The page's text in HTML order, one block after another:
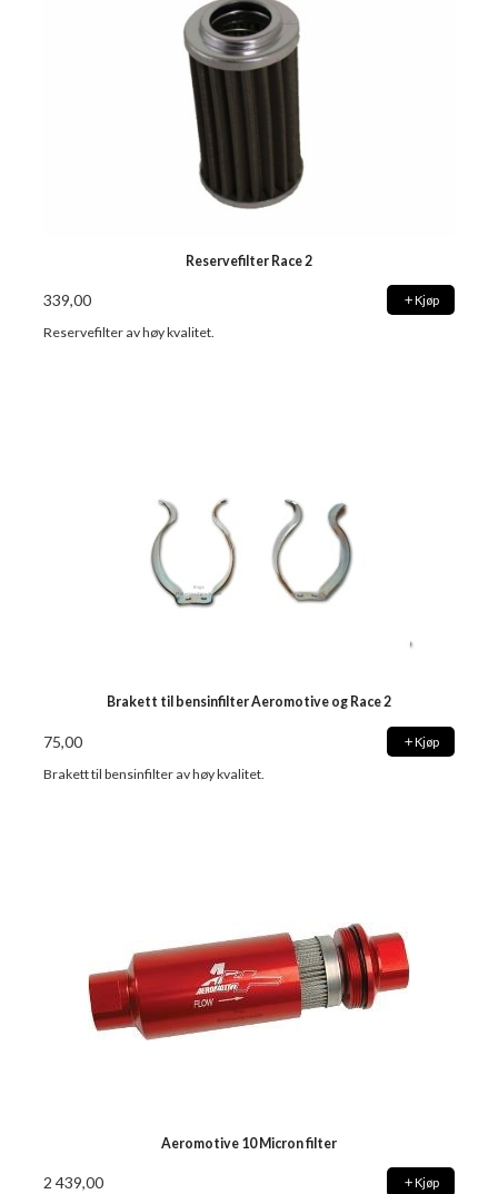
Reservefilter Race 2
339,00 Kjøp
Reservefilter av høy kvalitet.
Brakett til bensinfilter Aeromotive og Race 2
75,00 Kjøp
Brakett til bensinfilter av høy kvalitet.
Aeromotive 10 Micron filter
2 439,00 Kjøp